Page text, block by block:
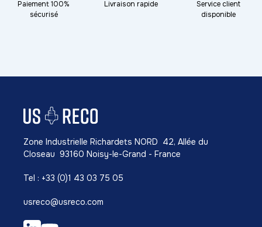
Paiement 100%
sécurisé
Livraison rapide
Service client
disponible
Zone Industrielle Richardets NORD 42, Allée du
Closeau 93160 Noisy-le-Grand - France
Tel : +33 (0)1 43 03 75 05
usreco@usreco.com